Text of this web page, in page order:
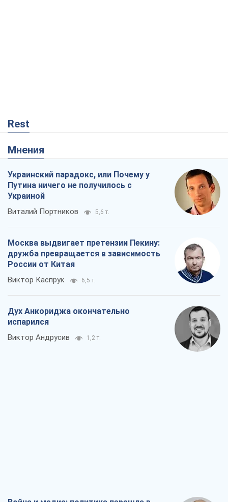
Rest
Мнения
Украинский парадокс, или Почему у
Путина ничего не получилось с
Украиной
Виталий Портников 5,6 т.
Москва выдвигает претензии Пекину:
дружба превращается в зависимость
России от Китая
Виктор Каспрук 6,5 т.
Дух Анкориджа окончательно
испарился
Виктор Андрусив 1,2 т.